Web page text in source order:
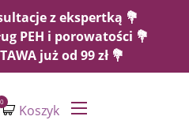
z ekspertką 💐
PEH i porowatości 💐
już od 99 zł 💐
Koszyk
0